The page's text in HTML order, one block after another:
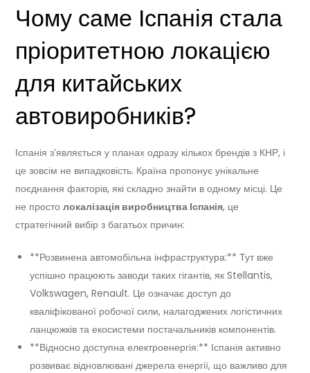
Чому саме Іспанія стала
пріоритетною локацією
для китайських
автовиробників?
Іспанія з’являється у планах одразу кількох брендів з КНР, і
це зовсім не випадковість. Країна пропонує унікальне
поєднання факторів, які складно знайти в одному місці. Це
не простолокалізація виробництва Іспанія, це
стратегічний вибір з багатьох причин:
**Розвинена автомобільна інфраструктура:** Тут вже
успішно працюють заводи таких гігантів, як Stellantis,
Volkswagen, Renault. Це означає доступ до
кваліфікованої робочої сили, налагоджених логістичних
ланцюжків та екосистеми постачальників компонентів.
**Відносно доступна електроенергія:** Іспанія активно
розвиває відновлювані джерела енергії, що важливо для